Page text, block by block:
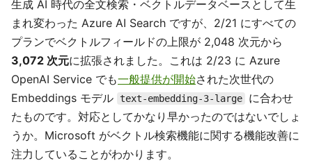
生成 AI 時代の全文検索・ベクトルデータベースとして生
まれ変わった Azure AI Search ですが、2/21 にすべての
プランでベクトルフィールドの上限が 2,048 次元から
3,072 次元に拡張されました。これは 2/23 に Azure
OpenAI Service でも一般提供が開始された次世代の
Embeddings モデル
text-embedding-3-large
に合わせ
たものです。対応としてかなり早かったのではないでしょ
うか。Microsoft がベクトル検索機能に関する機能改善に
注力していることがわかります。